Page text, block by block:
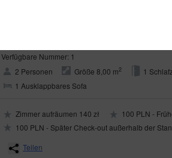
Verfügbare Nummer: 1
2 Personen
Größe 8,00 m2
1
1 Ausklappbares Sofa
Zimmer aufräumen 140 zł
100 PLN -
100 PLN - Später Check-out außerhalb der
Teilen